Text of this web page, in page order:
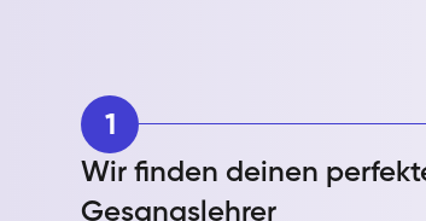
1
Wir finden deinen
Gesangslehrer